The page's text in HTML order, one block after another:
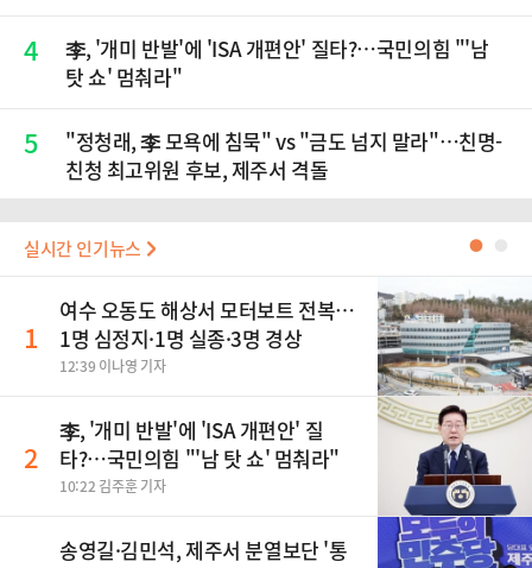
4
李, '개미 반발'에 'ISA 개편안' 질타?…국민의힘 "'남
탓 쇼' 멈춰라"
5
"정청래, 李 모욕에 침묵" vs "금도 넘지 말라"…친명-
친청 최고위원 후보, 제주서 격돌
실시간 인기뉴스 ●
1
여수 오동도 해상서 모터보트 전복…
1명 심정지·1명 실종·3명 경상
12:39 이나영 기자
2
李, '개미 반발'에 'ISA 개편안' 질
타?…국민의힘 "'남 탓 쇼' 멈춰라"
10:22 김주훈 기자
송영길·김민석, 제주서 분열보단 '통